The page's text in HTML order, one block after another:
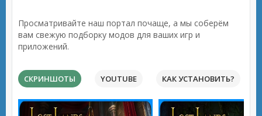
Просматривайте наш портал почаще, а мы соберём
вам свежую подборку модов для ваших игр и
приложений.
СКРИНШОТЫ YOUTUBE КАК УСТАНОВИТЬ?